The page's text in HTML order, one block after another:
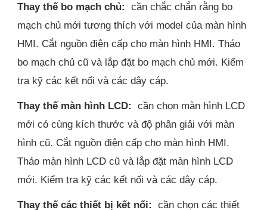
Thay thế bo mạch chủ:cần chắc chắn rằng bo
mạch chủ mới tương thích với model của màn hình
HMI. Cắt nguồn điện cấp cho màn hình HMI. Tháo
bo mạch chủ cũ và lắp đặt bo mạch chủ mới. Kiểm
tra kỹ các kết nối và các dây cáp.
Thay thế màn hình LCD:cần chọn màn hình LCD
mới có cùng kích thước và độ phân giải với màn
hình cũ. Cắt nguồn điện cấp cho màn hình HMI.
Tháo màn hình LCD cũ và lắp đặt màn hình LCD
mới. Kiểm tra kỹ các kết nối và các dây cáp.
Thay thế các thiết bị kết nối:cần chọn các thiết